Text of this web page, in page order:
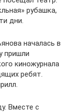
рубашка,
дни.
началась в
пришли
киножурнала
ребят.
Вместе с